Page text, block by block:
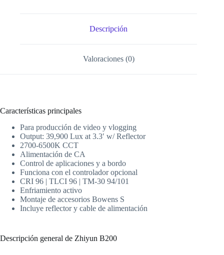
Descripción
Valoraciones (0)
Características principales
Para producción de video y vlogging
Output: 39,900 Lux at 3.3′ w/ Reflector
2700-6500K CCT
Alimentación de CA
Control de aplicaciones y a bordo
Funciona con el controlador opcional
CRI 96 | TLCI 96 | TM-30 94/101
Enfriamiento activo
Montaje de accesorios Bowens S
Incluye reflector y cable de alimentación
Descripción general de Zhiyun B200